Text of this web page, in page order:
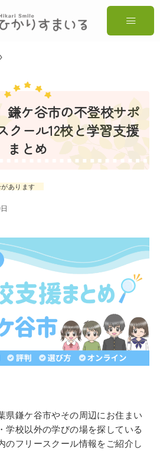
鎌ケ谷市の不登校サポ
クール12校と学習支援
まとめ
あります
県鎌ケ谷市やその周辺にお住まい
学校以外の学びの場を探している
のフリースクール情報をご紹介し